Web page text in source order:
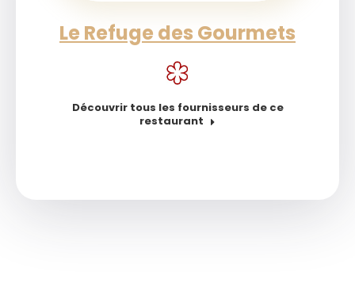
Le Refuge des Gourmets
Découvrir tous les fournisseurs de ce
restaurant